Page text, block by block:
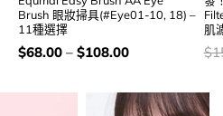
Brush 眼妝掃具(#Eye01-10, 18) –
11種選擇
價
錢：
$68.00– $108.00
肌
價
錢
$